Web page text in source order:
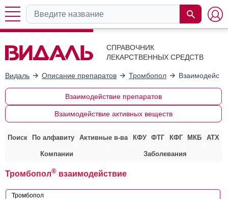
СПРАВОЧНИК
ЛЕКАРСТВЕННЫХ СРЕДСТВ
Видаль Описание препаратов Тромбопол
Взаимодействие препаратов
Взаимодействие активных веществ
Поиск По алфавиту Активные в-ва КФУ ФТГ КФГ МКБ АТХ
Компании Заболевания
Тромбопол® взаимодействие